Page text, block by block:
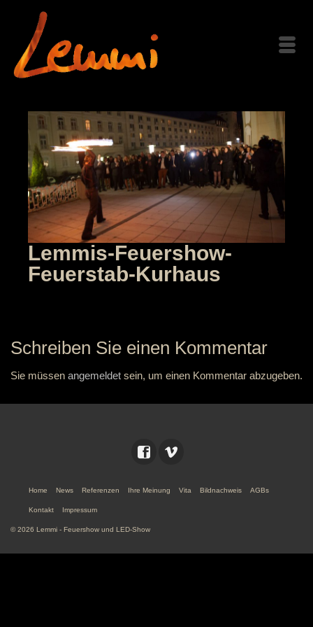
Lemmis-Feuershow-
Feuerstab-Kurhaus
Schreiben Sie einen Kommentar
Sie müssen angemeldet sein, um einen Kommentar abzugeben.
Home News Referenzen Ihre Meinung Vita Bildnachweis AGBs
Kontakt Impressum
© 2026 Lemmi - Feuershow und LED-Show